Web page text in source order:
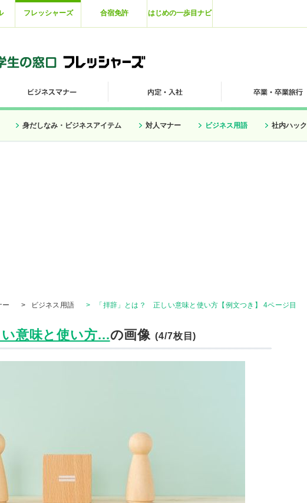
フレッシャーズ 合宿免許 はじめの一歩目ナビ
身だしなみ・ビジネスアイテム 対人マナー ビジネス用語 社内ハック
ー > ビジネス用語 > 「拝辞」とは？ 正しい意味と使い方【例文つき】 4ページ目
意味と使い方...の画像(4/7枚目)